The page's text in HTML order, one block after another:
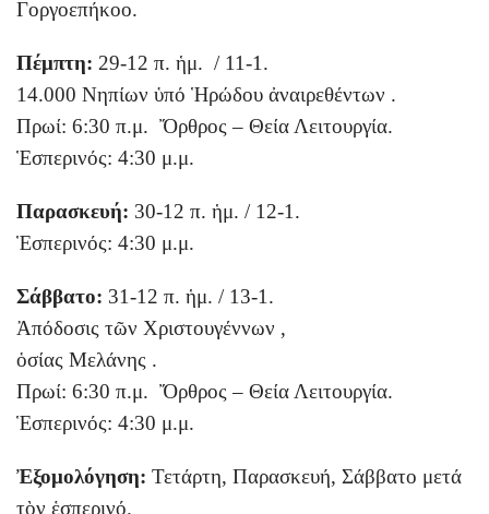
Γοργοεπήκοο.
Πέμπτη: 29-12 π. ἡμ. / 11-1.
14.000 Νηπίων ὑπό Ἡρώδου ἀναιρεθέντων .
Πρωί: 6:30 π.μ. Ὄρθρος – Θεία Λειτουργία.
Ἑσπερινός: 4:30 μ.μ.
Παρασκευή: 30-12 π. ἡμ. / 12-1.
Ἑσπερινός: 4:30 μ.μ.
Σάββατο: 31-12 π. ἡμ. / 13-1.
Ἀπόδοσις τῶν Χριστουγέννων ,
ὁσίας Μελάνης .
Πρωί: 6:30 π.μ. Ὄρθρος – Θεία Λειτουργία.
Ἑσπερινός: 4:30 μ.μ.
Ἐξομολόγηση: Τετάρτη, Παρασκευή, Σάββατο μετά
τὸν ἑσπερινό.